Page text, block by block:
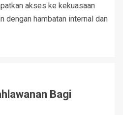
akses ke kekuasaan
dengan hambatan internal dan
Bagi